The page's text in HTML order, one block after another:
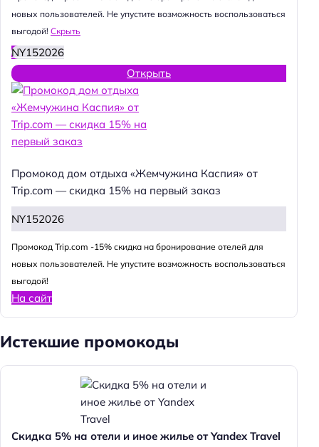
новых пользователей. Не упустите возможность воспользоваться
выгодой! Скрыть
NY152026
Открыть
Промокод дом отдыха «Жемчужина Каспия» от
Trip.com — скидка 15% на первый заказ
NY152026
Промокод Trip.com -15% скидка на бронирование отелей для
новых пользователей. Не упустите возможность воспользоваться
выгодой!
На сайт
Истекшие промокоды
Скидка 5% на отели и иное жилье от Yandex Travel